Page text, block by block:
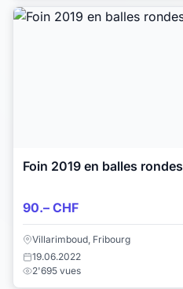
Foin 2019 en balles rondes
90.– CHF
Villarimboud, Fribourg
19.06.2022
2'695 vues